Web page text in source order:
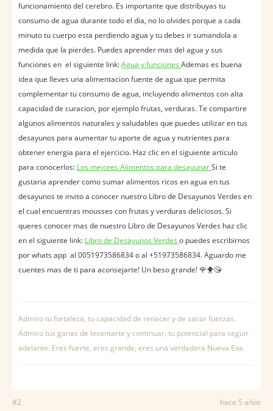
funcionamiento del cerebro. Es importante que distribuyas tu
consumo de agua durante todo el dia, no lo olvides porque a cada
minuto tu cuerpo esta perdiendo agua y tu debes ir sumandola a
medida que la pierdes. Puedes aprender mas del agua y sus
funciones en el siguiente link:Agua y funciones Ademas es buena
idea que lleves una alimentacion fuente de agua que permita
complementar tu consumo de agua, incluyendo alimentos con alta
capacidad de curacion, por ejemplo frutas, verduras. Te compartire
algunos alimentos naturales y saludables que puedes utilizar en tus
desayunos para aumentar tu aporte de agua y nutrientes para
obtener energia para el ejercicio. Haz clic en el siguiente articulo
para conocerlos: Los mejores Alimentos para desayunarSi te
gustaria aprender como sumar alimentos ricos en agua en tus
desayunos te invito a conocer nuestro Libro de Desayunos Verdes en
el cual encuentras mousses con frutas y verduras deliciosos. Si
queres conocer mas de nuestro Libro de Desayunos Verdes haz clic
en el siguiente link: Libro de Desayunos Verdes o puedes escribirnos
por whats app al 0051973586834 o al +51973586834. Aguardo me
cuentes mas de ti para aconsejarte! Un beso grande! 🌹🐥😘
Admiro tu fortaleza, tu capacidad de renacer y de sacar fuerzas.
Admiro tus ganas de levantarte y continuar, tu potencial para seguir
adelante. Eres fuerte, eres grande, eres una verdadera Nueva Eva.
#2 hace 5 años